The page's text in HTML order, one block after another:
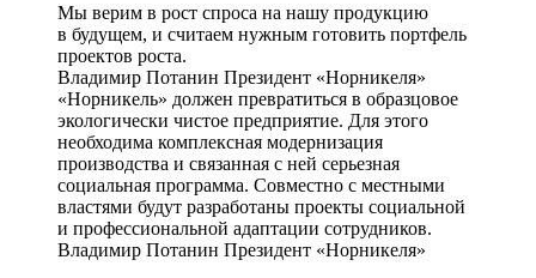
Мы верим в рост спроса на нашу продукцию
в будущем, и считаем нужным готовить портфель
проектов роста.
Владимир Потанин Президент «Норникеля»
«Норникель» должен превратиться в образцовое
экологически чистое предприятие. Для этого
необходима комплексная модернизация
производства и связанная с ней серьезная
социальная программа. Совместно с местными
властями будут разработаны проекты социальной
и профессиональной адаптации сотрудников.
Владимир Потанин Президент «Норникеля»